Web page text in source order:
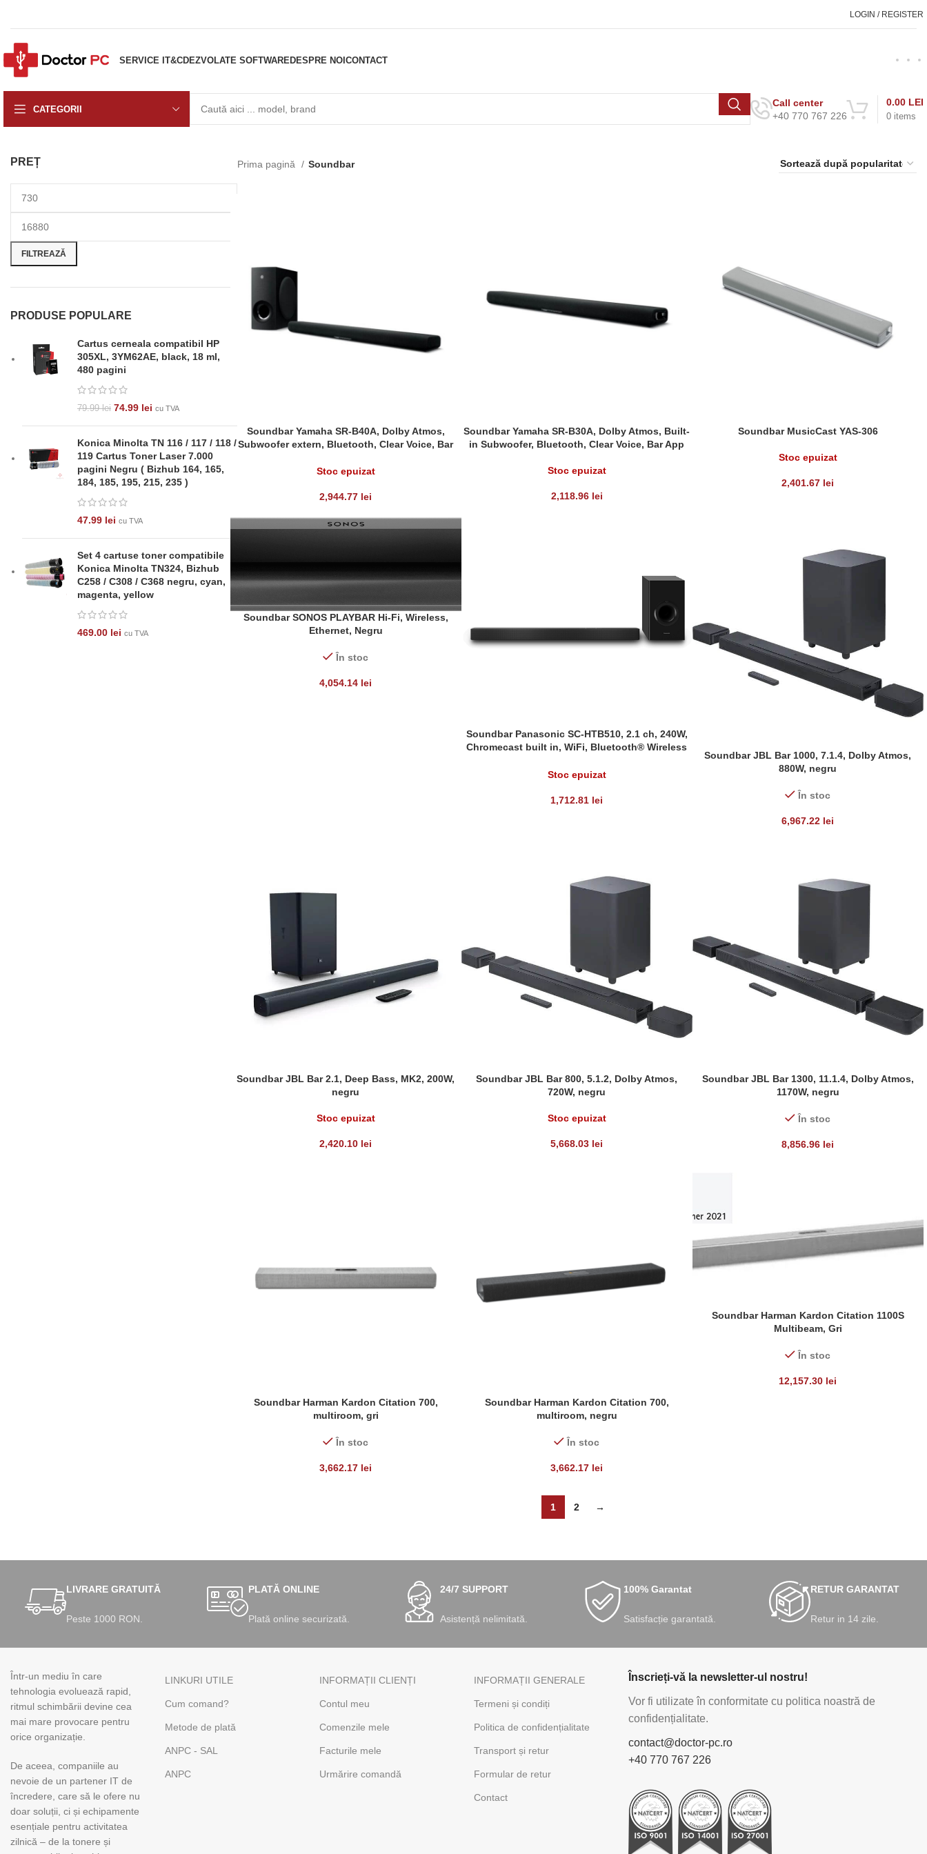
LOGIN / REGISTER
SERVICE IT&CDEZVOLATE SOFTWAREDESPRE NOICONTACT
CATEGORII
Call center
+40 770 767 226
0 items
0.00 LEI
PREȚ
FILTREAZĂ
PRODUSE POPULARE
Cartus cerneala compatibil HP
305XL, 3YM62AE, black, 18 ml,
480 pagini
79.99lei 74.99 lei cu TVA
Konica Minolta TN 116 / 117 / 118 /
119 Cartus Toner Laser 7.000
pagini Negru ( Bizhub 164, 165,
184, 185, 195, 215, 235 )
47.99 lei cu TVA
Set 4 cartuse toner compatibile
Konica Minolta TN324, Bizhub
C258 / C308 / C368 negru, cyan,
magenta, yellow
469.00 lei cu TVA
Prima pagină Soundbar
CITEȘTE MAI MULT
Soundbar Yamaha SR-B40A, Dolby Atmos,
Subwoofer extern, Bluetooth, Clear Voice, Bar
Stoc epuizat
2,944.77 lei
CITEȘTE MAI MULT
Soundbar Yamaha SR-B30A, Dolby Atmos, Built-
in Subwoofer, Bluetooth, Clear Voice, Bar App
Stoc epuizat
2,118.96 lei
CITEȘTE MAI MULTSoundbar MusicCast YAS-306
Stoc epuizat
2,401.67 lei
ADAUGĂ ÎN COȘ
Soundbar SONOS PLAYBAR Hi-Fi, Wireless,
Ethernet, Negru
În stoc
4,054.14 lei
CITEȘTE MAI MULT
Soundbar Panasonic SC-HTB510, 2.1 ch, 240W,
Chromecast built in, WiFi, Bluetooth® Wireless
Stoc epuizat
1,712.81 lei
ADAUGĂ ÎN COȘ
Soundbar JBL Bar 1000, 7.1.4, Dolby Atmos,
880W, negru
În stoc
6,967.22 lei
CITEȘTE MAI MULT
Soundbar JBL Bar 2.1, Deep Bass, MK2, 200W,
negru
Stoc epuizat
2,420.10 lei
CITEȘTE MAI MULT
Soundbar JBL Bar 800, 5.1.2, Dolby Atmos,
720W, negru
Stoc epuizat
5,668.03 lei
ADAUGĂ ÎN COȘ
Soundbar JBL Bar 1300, 11.1.4, Dolby Atmos,
1170W, negru
În stoc
8,856.96 lei
ADAUGĂ ÎN COȘ
Soundbar Harman Kardon Citation 700,
multiroom, gri
În stoc
3,662.17 lei
ADAUGĂ ÎN COȘ
Soundbar Harman Kardon Citation 700,
multiroom, negru
În stoc
3,662.17 lei
ADAUGĂ ÎN COȘ
Soundbar Harman Kardon Citation 1100S
Multibeam, Gri
În stoc
12,157.30 lei
1 2 →
LIVRARE GRATUITĂ
Peste 1000 RON.
PLATĂ ONLINE
Plată online securizată.
24/7 SUPPORT
Asistență nelimitată.
100% Garantat
Satisfacție garantată.
RETUR GARANTAT
Retur in 14 zile.
Într-un mediu în care
tehnologia evoluează rapid,
ritmul schimbării devine cea
mai mare provocare pentru
orice organizație.
De aceea, companiile au
nevoie de un partener IT de
încredere, care să le ofere nu
doar soluții, ci și echipamente
esențiale pentru activitatea
zilnică – de la tonere și
LINKURI UTILE
Cum comand?
Metode de plată
ANPC - SAL
ANPC
INFORMAȚII CLIENȚI
Contul meu
Comenzile mele
Facturile mele
Urmărire comandă
INFORMAȚII GENERALE
Termeni și condiți
Politica de confidențialitate
Transport și retur
Formular de retur
Contact
Înscrieți-vă la newsletter-ul nostru!
Vor fi utilizate în conformitate cu politica noastră de
confidențialitate.
contact@doctor-pc.ro
+40 770 767 226